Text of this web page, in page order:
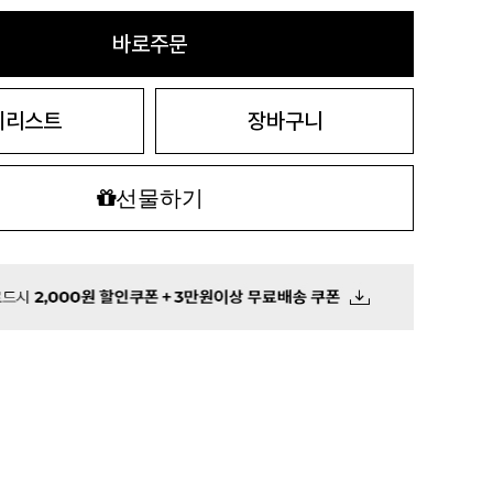
바로주문
리스트 장바구니
선물하기